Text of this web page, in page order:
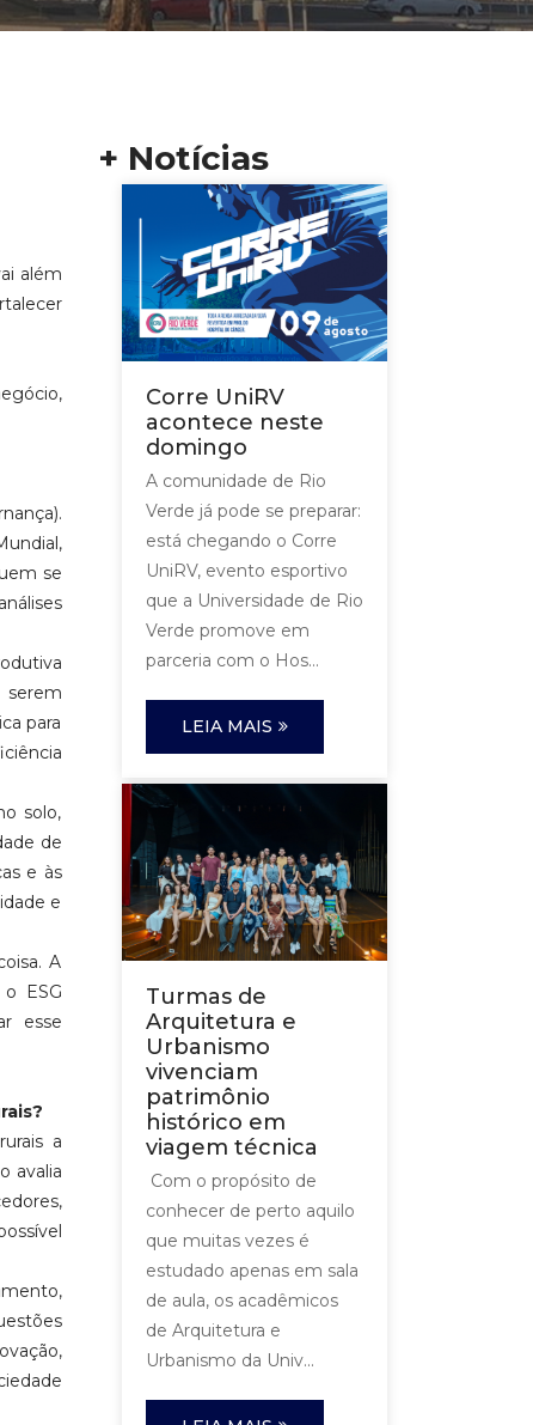
além
se
para
solo,
de
e às
e
A
ESG
esse
a
avalia
+ Notícias
Corre UniRV
acontece neste
domingo
A comunidade de Rio
Verde já pode se preparar:
está chegando o Corre
UniRV, evento esportivo
que a Universidade de Rio
Verde promove em
parceria com o Hos...
LEIA MAIS
Turmas de
Arquitetura e
Urbanismo
vivenciam
patrimônio
histórico em
viagem técnica
Com o propósito de
conhecer de perto aquilo
que muitas vezes é
estudado apenas em sala
de aula, os acadêmicos
de Arquitetura e
Urbanismo da Univ...